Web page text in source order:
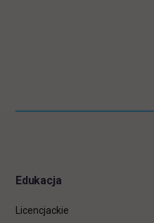
Edukacja
Licencjackie